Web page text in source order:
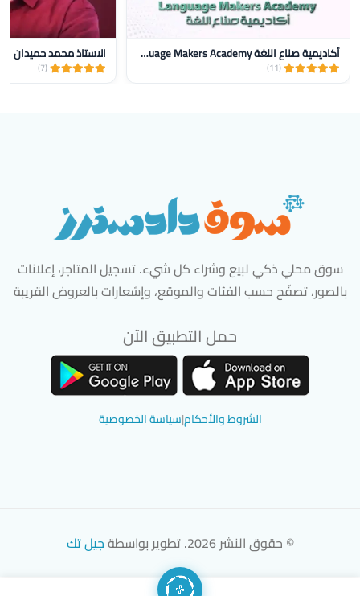
أكاديمية صناع اللغة Language Makers Academy
(11)
الاستاذ محمد حميدان
(7)
سوق محلي ذكي لبيع وشراء كل شيء. تسجيل المتاجر، إعلانات
بالصور، تصفّح حسب الفئات والموقع، وإشعارات بالعروض القريبة
حمل التطبيق الآن
الشروط والأحكام|سياسة الخصوصية
© حقوق النشر 2026. تطوير بواسطة جيل تك